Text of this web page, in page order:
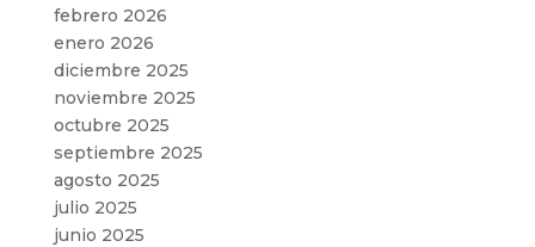
febrero 2026
enero 2026
diciembre 2025
noviembre 2025
octubre 2025
septiembre 2025
agosto 2025
julio 2025
junio 2025